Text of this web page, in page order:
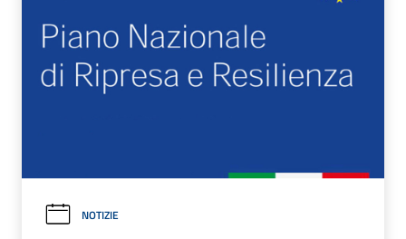
NOTIZIE